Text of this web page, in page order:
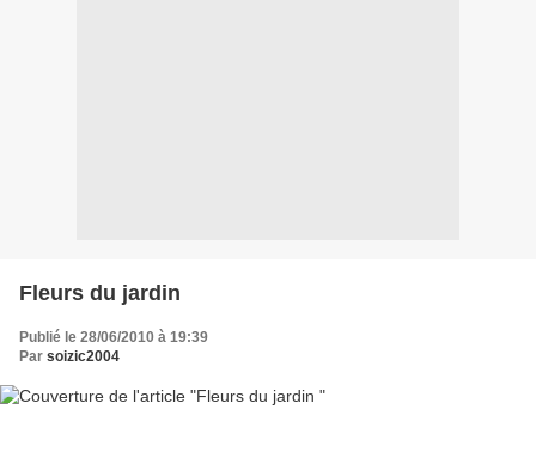
Fleurs du jardin
Publié le 28/06/2010 à 19:39
Par soizic2004